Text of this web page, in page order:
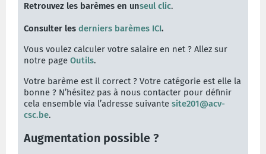
Retrouvez les barèmes en unseul clic.
Consulter les derniers barèmes ICI.
Vous voulez calculer votre salaire en net ? Allez sur
notre page Outils.
Votre barème est il correct ? Votre catégorie est elle la
bonne ? N’hésitez pas à nous contacter pour définir
cela ensemble via l’adresse suivante site201@acv-
csc.be.
Augmentation possible ?